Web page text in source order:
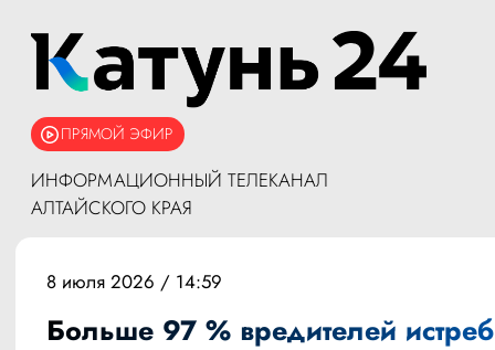
ПРЯМОЙ ЭФИР
ИНФОРМАЦИОННЫЙ ТЕЛЕКАНАЛ
АЛТАЙСКОГО КРАЯ
8 июля 2026 / 14:59
Больше 97 % вредителей